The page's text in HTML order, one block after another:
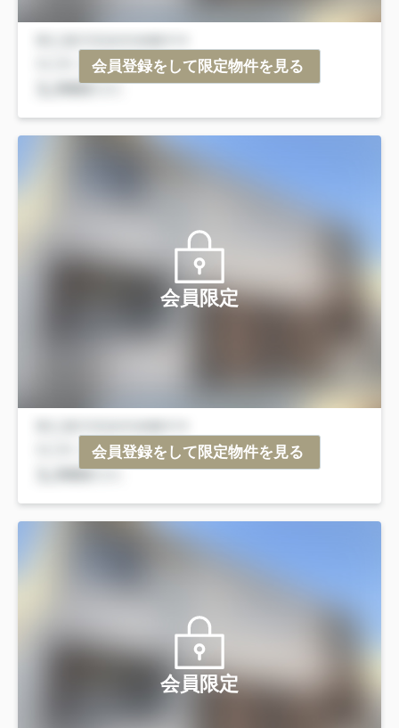
会員登録をして限定物件を見る
会員限定
会員登録をして限定物件を見る
会員限定